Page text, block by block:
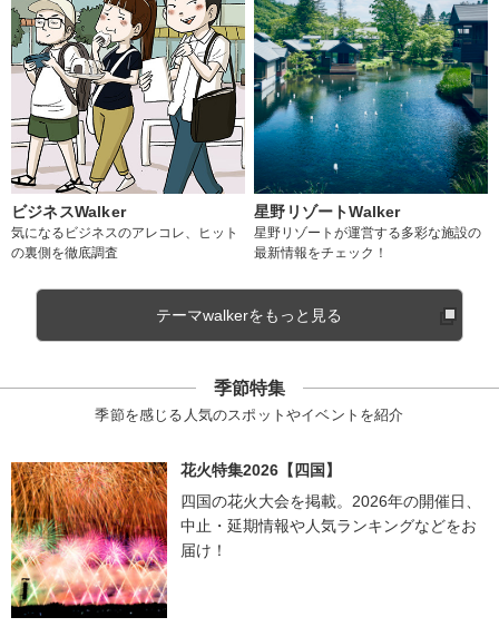
ビジネスWalker
気になるビジネスのアレコレ、ヒット
の裏側を徹底調査
星野リゾートWalker
星野リゾートが運営する多彩な施設の
最新情報をチェック！
テーマwalkerをもっと見る
季節特集
季節を感じる人気のスポットやイベントを紹介
花火特集2026【四国】
四国の花火大会を掲載。2026年の開催日、
中止・延期情報や人気ランキングなどをお
届け！